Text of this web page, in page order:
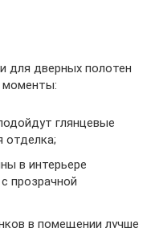
для дверных полотен
моменты:
глянцевые
отделка;
в интерьере
прозрачной
в помещении лучше